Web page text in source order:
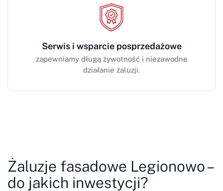
Serwis i wsparcie posprzedażowe
zapewniamy długą żywotność i niezawodne
działanie żaluzji.
Żaluzje fasadowe Legionowo –
do jakich inwestycji?